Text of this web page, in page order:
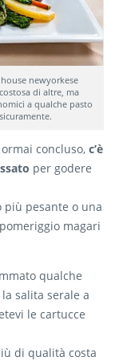
newyorkese
di altre, ma
a qualche pasto
concluso, c’è
per godere
più pesante o una
magari
qualche
salita serale a
le cartucce
di qualità costa